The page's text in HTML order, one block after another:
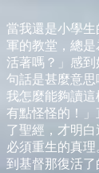
當我還是小學
軍的教堂，總
活著嗎？」感
句話是甚麼意思
我怎麼能夠讀
有點怪怪的！
了聖經，才明
必須重生的真
到基督那復活